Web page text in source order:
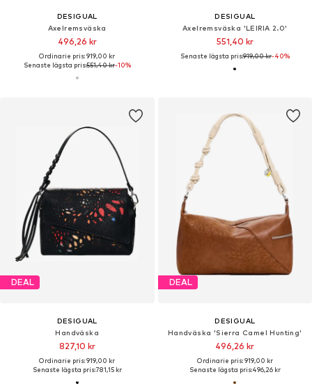
DESIGUAL
Axelremsväska
496,26 kr
Ordinarie pris: 919,00 kr
Senaste lägsta pris:551,40 kr-10%
DESIGUAL
Axelremsväska 'LEIRIA 2.0'
551,40 kr
Senaste lägsta pris:919,00 kr-40%
DEAL
DESIGUAL
Handväska
827,10 kr
Ordinarie pris: 919,00 kr
Senaste lägsta pris:781,15 kr
DEAL
DESIGUAL
Handväska 'Sierra Camel Hunting'
496,26 kr
Ordinarie pris: 919,00 kr
Senaste lägsta pris:496,26 kr